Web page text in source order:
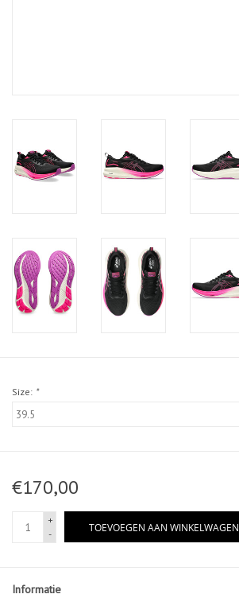
Size: *
€170,00
+
-
TOEVOEGEN AAN WINKELWAGEN
Informatie